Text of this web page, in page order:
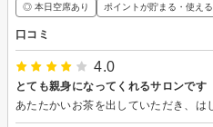
◎ 本日空席あり ポイントが貯まる・使える
口コミ
4.0
とても親身になってくれるサロンです